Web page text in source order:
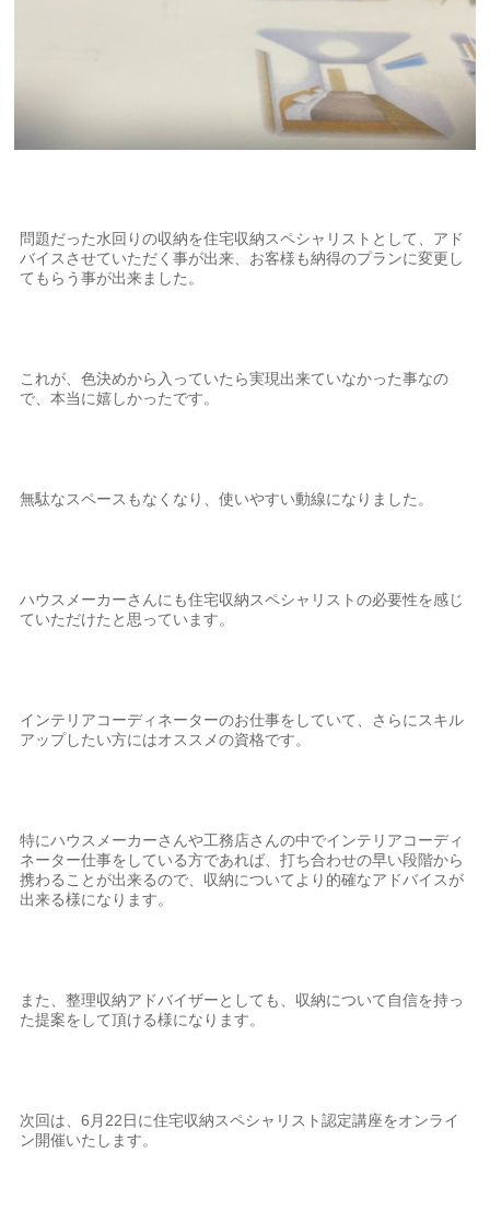
問題だった水回りの収納を住宅収納スペシャリストとして、アド
バイスさせていただく事が出来、お客様も納得のプランに変更し
てもらう事が出来ました。
これが、色決めから入っていたら実現出来ていなかった事なの
で、本当に嬉しかったです。
無駄なスペースもなくなり、使いやすい動線になりました。
ハウスメーカーさんにも住宅収納スペシャリストの必要性を感じ
ていただけたと思っています。
インテリアコーディネーターのお仕事をしていて、さらにスキル
アップしたい方にはオススメの資格です。
特にハウスメーカーさんや工務店さんの中でインテリアコーディ
ネーター仕事をしている方であれば、打ち合わせの早い段階から
携わることが出来るので、収納についてより的確なアドバイスが
出来る様になります。
また、整理収納アドバイザーとしても、収納について自信を持っ
た提案をして頂ける様になります。
次回は、6月22日に住宅収納スペシャリスト認定講座をオンライ
ン開催いたします。